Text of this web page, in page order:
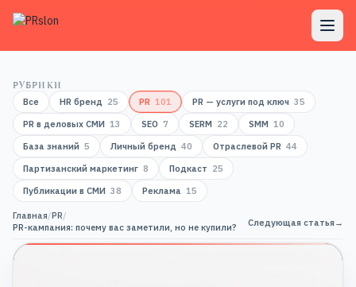
РУБРИКИ
Все
HR бренд 25 PR 101 PR — услуги под ключ 35
PR в деловых СМИ 13 SEO 7 SERM 22 SMM 10
База знаний 5 Личный бренд 40 Отраслевой PR 44
Партизанский маркетинг 8 Подкаст 25
Публикации в СМИ 38 Реклама 15
Главная/PR/
PR-кампания: почему вас заметили, но не купили?
Следующая статья→